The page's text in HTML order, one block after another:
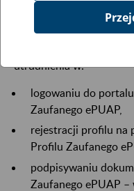
W związku z tym na
utrudnienia w:
logowaniu do
Zaufanego ePUAP,
rejestracji profilu na
Profilu Zaufanego
podpisywaniu
Zaufanego ePUAP